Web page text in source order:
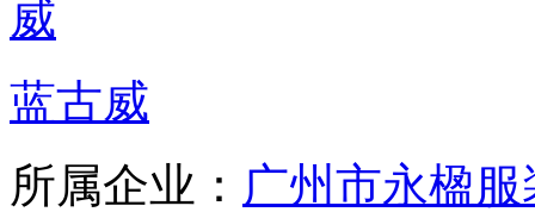
蓝古威
所属企业： 广州市永楹